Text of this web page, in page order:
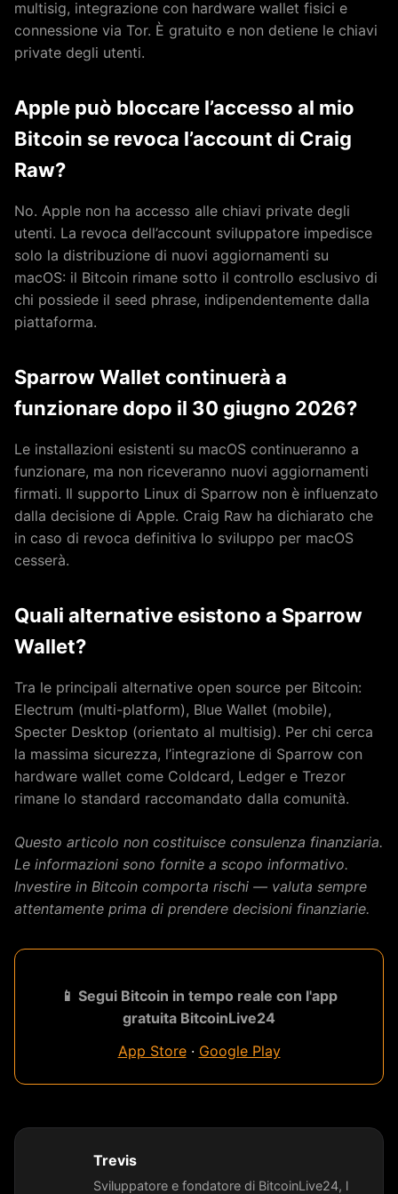
multisig, integrazione con hardware wallet fisici e
connessione via Tor. È gratuito e non detiene le chiavi
private degli utenti.
Apple può bloccare l’accesso al mio
Bitcoin se revoca l’account di Craig
Raw?
No. Apple non ha accesso alle chiavi private degli
utenti. La revoca dell’account sviluppatore impedisce
solo la distribuzione di nuovi aggiornamenti su
macOS: il Bitcoin rimane sotto il controllo esclusivo di
chi possiede il seed phrase, indipendentemente dalla
piattaforma.
Sparrow Wallet continuerà a
funzionare dopo il 30 giugno 2026?
Le installazioni esistenti su macOS continueranno a
funzionare, ma non riceveranno nuovi aggiornamenti
firmati. Il supporto Linux di Sparrow non è influenzato
dalla decisione di Apple. Craig Raw ha dichiarato che
in caso di revoca definitiva lo sviluppo per macOS
cesserà.
Quali alternative esistono a Sparrow
Wallet?
Tra le principali alternative open source per Bitcoin:
Electrum (multi-platform), Blue Wallet (mobile),
Specter Desktop (orientato al multisig). Per chi cerca
la massima sicurezza, l’integrazione di Sparrow con
hardware wallet come Coldcard, Ledger e Trezor
rimane lo standard raccomandato dalla comunità.
Questo articolo non costituisce consulenza finanziaria.
Le informazioni sono fornite a scopo informativo.
Investire in Bitcoin comporta rischi — valuta sempre
attentamente prima di prendere decisioni finanziarie.
📱 Segui Bitcoin in tempo reale con l'app
gratuita BitcoinLive24
App Store· Google Play
Trevis
Sviluppatore e fondatore di BitcoinLive24, l